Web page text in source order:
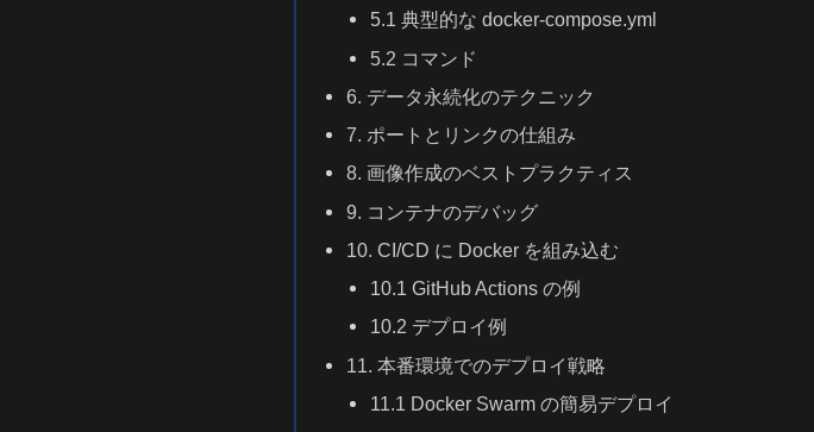
5.1 典型的な docker-compose.yml
5.2 コマンド
6. データ永続化のテクニック
7. ポートとリンクの仕組み
8. 画像作成のベストプラクティス
9. コンテナのデバッグ
10. CI/CD に Docker を組み込む
10.1 GitHub Actions の例
10.2 デプロイ例
11. 本番環境でのデプロイ戦略
11.1 Docker Swarm の簡易デプロイ